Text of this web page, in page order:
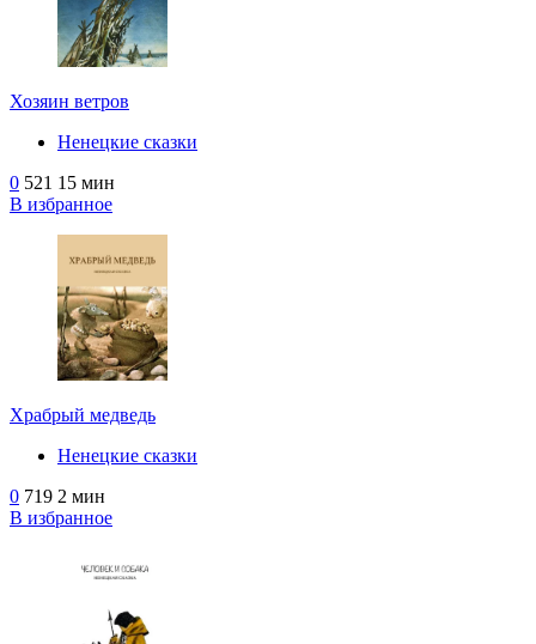
Хозяин ветров
Ненецкие сказки
0 521 15 мин
В избранное
Храбрый медведь
Ненецкие сказки
0 719 2 мин
В избранное